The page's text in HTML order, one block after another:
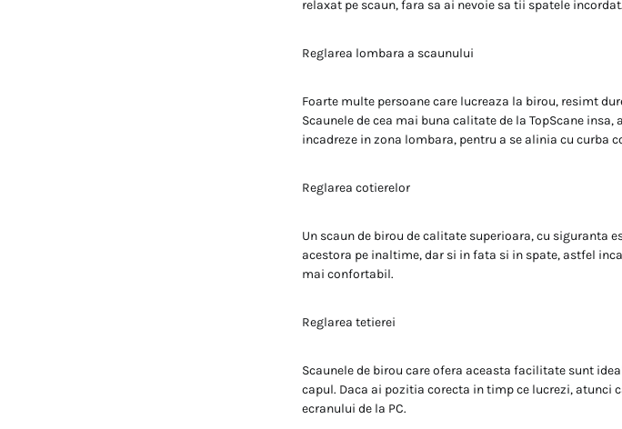
relaxat pe scaun, fara sa ai nevoie sa tii spatele incordat.
Reglarea lombara a scaunului
Foarte multe persoane care lucreaza la birou, resimt
Scaunele de cea mai buna calitate de la TopScane
incadreze in zona lombara, pentru a se alinia cu curba
Reglarea cotierelor
Un scaun de birou de calitate superioara, cu siguranta
acestora pe inaltime, dar si in fata si in spate, astfel
mai confortabil.
Reglarea tetierei
Scaunele de birou care ofera aceasta facilitate sunt
capul. Daca ai pozitia corecta in timp ce lucrezi, atunci
ecranului de la PC.